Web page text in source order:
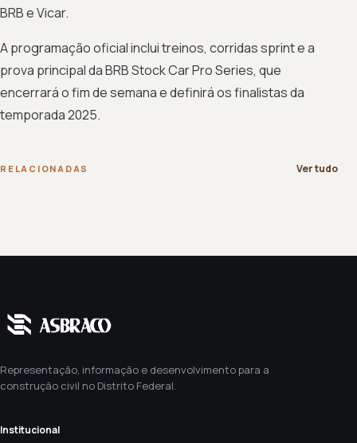
BRB e Vicar.
A programação oficial inclui treinos, corridas sprint e a
prova principal da BRB Stock Car Pro Series, que
encerrará o fim de semana e definirá os finalistas da
temporada 2025.
RELACIONADAS Ver tudo
Representação, informação e desenvolvimento para a
construção civil no Distrito Federal.
Institucional